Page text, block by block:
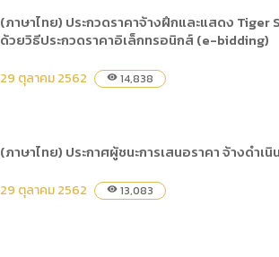
(ภาษาไทย) ประกวดราคาจ้างฝึกและแสดง Tiger
ด้วยวิธีประกวดราคาอิเล็กทรอนิกส์ (e-bidding)
29 ตุลาคม 2562 visibility 14,838
(ภาษาไทย) ประกาศผู้ชนะการเสนอราคา จ้างดำเ
29 ตุลาคม 2562 visibility 13,083